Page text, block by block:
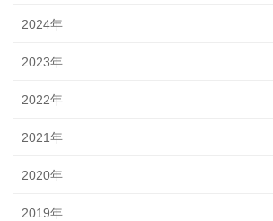
2024年
2023年
2022年
2021年
2020年
2019年